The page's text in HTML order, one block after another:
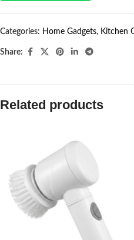
Categories: Home Gadgets, Kitchen
Share:
Related products